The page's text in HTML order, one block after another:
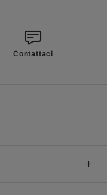
Contattaci